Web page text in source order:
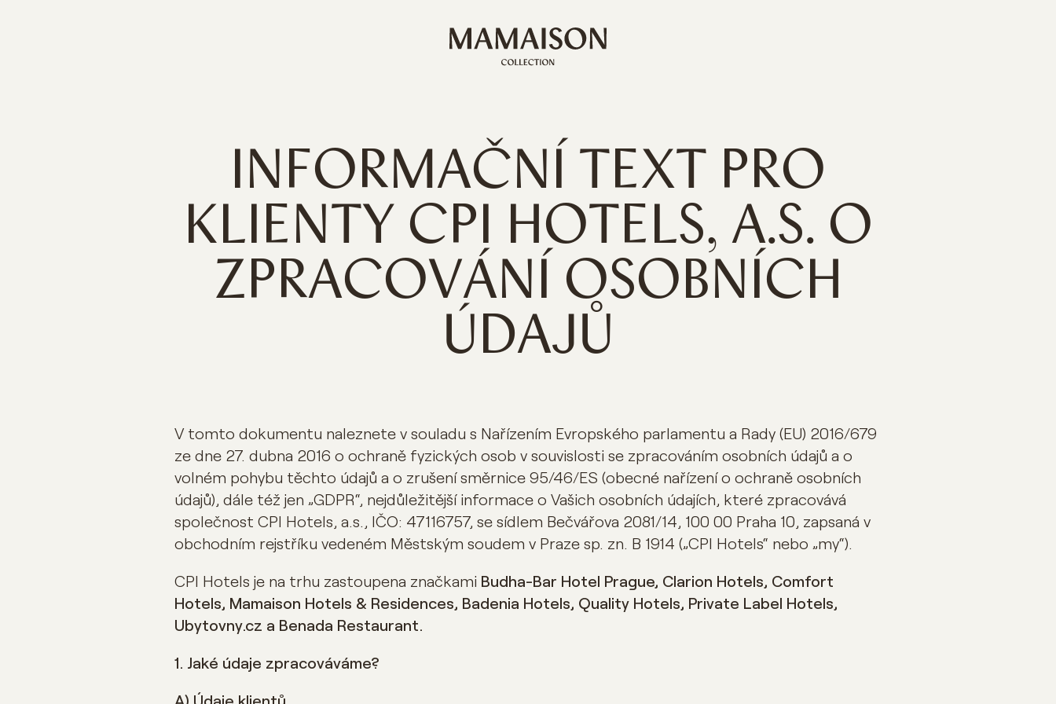
INFORMAČNÍ TEXT PRO
KLIENTY CPI HOTELS, A.S. O
ZPRACOVÁNÍ OSOBNÍCH
ÚDAJŮ
V tomto dokumentu naleznete v souladu s Nařízením Evropského parlamentu a Rady (EU) 2016/679
ze dne 27. dubna 2016 o ochraně fyzických osob v souvislosti se zpracováním osobních údajů a o
volném pohybu těchto údajů a o zrušení směrnice 95/46/ES (obecné nařízení o ochraně osobních
údajů), dále též jen „GDPR“, nejdůležitější informace o Vašich osobních údajích, které zpracovává
společnost CPI Hotels, a.s., IČO: 47116757, se sídlem Bečvářova 2081/14, 100 00 Praha 10, zapsaná v
obchodním rejstříku vedeném Městským soudem v Praze sp. zn. B 1914 („CPI Hotels“ nebo „my“).
CPI Hotels je na trhu zastoupena značkami Budha-Bar Hotel Prague, Clarion Hotels, Comfort
Hotels, Mamaison Hotels & Residences, Badenia Hotels, Quality Hotels, Private Label Hotels,
Ubytovny.cz a Benada Restaurant.
1. Jaké údaje zpracováváme?
A) Údaje klientů